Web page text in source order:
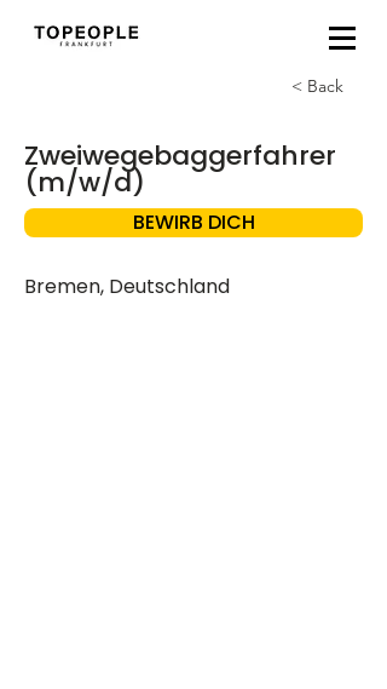
Zweiwegebaggerfahrer
(m/w/d)
BEWIRB DICH
Bremen, Deutschland
< Back